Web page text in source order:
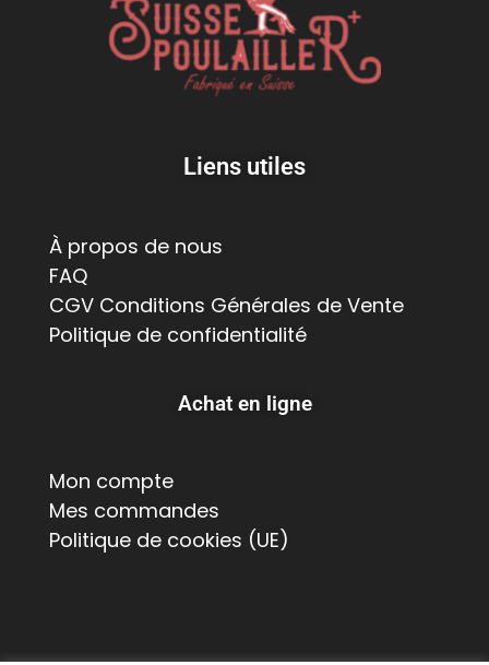
Liens utiles
À propos de nous
FAQ
CGV Conditions Générales de Vente
Politique de confidentialité
Achat en ligne
Mon compte
Mes commandes
Politique de cookies (UE)